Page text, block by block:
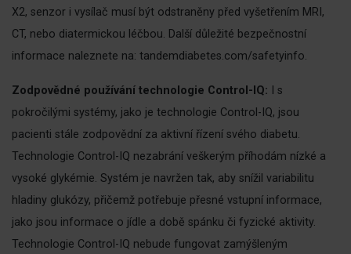
X2, senzor i vysílač musí být odstraněny před vyšetřením MRI,
CT, nebo diatermickou léčbou. Další důležité bezpečnostní
informace naleznete na: tandemdiabetes.com/safetyinfo.
Zodpovědné používání technologie Control-IQ:
I s
pokročilými systémy, jako je technologie Control-IQ, jsou
pacienti stále zodpovědní za aktivní řízení svého diabetu.
Technologie Control-IQ nezabrání veškerým příhodám nízké a
vysoké glykémie. Systém je navržen tak, aby snížil variabilitu
hladiny glukózy, přičemž potřebuje přesné vstupní informace,
jako jsou informace o jídle a době spánku či fyzické aktivity.
Technologie Control-IQ nebude fungovat zamýšleným